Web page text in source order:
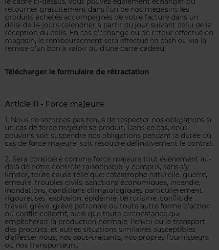
retourner gratuitement dans l’un de nos magasins les
produits achetés accompagnés de votre facture dans un
délai de 14 jours calendrier à partir du jour suivant celui de la
réception du colis. En cas d’échange ou de retour effectué en
magasin, le remboursement sera effectué en cash ou via la
remise d’un bon à valoir ou d’une carte cadeau.
Télécharger le formulaire de rétractation
Article 11 - Force majeure
1. Nous ne sommes pas tenus de respecter nos obligations si
un cas de force majeure se produit. Dans ce cas, nous
pouvons soit suspendre nos obligations pendant la durée du
cas de force majeure, soit résoudre définitivement le contrat.
2. Sera considéré comme force majeure tout événement au-
delà de notre contrôle raisonnable, y compris, sans s’y
limiter, toute cause telle que: catastrophe naturelle, guerre,
émeute, troubles civils, sanctions économiques, incendie,
inondations, conditions climatologiques particulièrement
rigoureuses, explosion, épidémie, terrorisme, conflit de
travail, grève, grève patronale ou toute autre forme d’action
ou conflit collectif, ainsi que toute circonstance qui
empêcherait la production normale, l’envoi ou le transport
des produits, et autres situations similaires susceptibles
d’affecter nous, nos sous-traitants, nos propres fournisseurs
ou nos transporteurs.